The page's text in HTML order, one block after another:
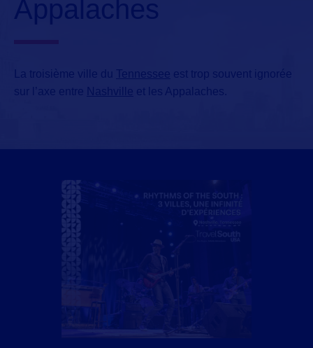
La troisième ville du Tennessee est trop souvent ignorée
sur l’axe entre Nashville et les Appalaches.